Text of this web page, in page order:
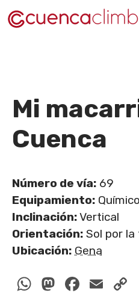
Saltar
al
Mi
Cuenca
Número de vía: 69
Equipamiento:
Inclinación:Vertical
Orientación: Sol por la
Ubicación: Gena
WhatsApp
Mastodon